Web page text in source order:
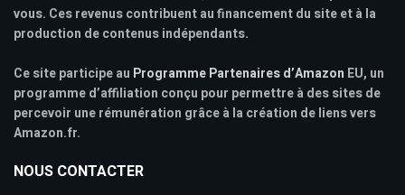
vous. Ces revenus contribuent au financement du site et à la
production de contenus indépendants.
Ce site participe au Programme Partenaires d’Amazon EU, un
programme d’affiliation conçu pour permettre à des sites de
percevoir une rémunération grâce à la création de liens vers
Amazon.fr.
NOUS CONTACTER